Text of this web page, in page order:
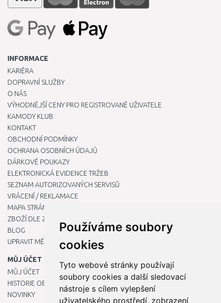
Používáme soubory
cookies
Tyto webové stránky používají
soubory cookies a další sledovací
nástroje s cílem vylepšení
uživatelského prostředí, zobrazení
INFORMACE
KARIÉRA
DOPRAVNÍ SLUŽBY
O NÁS
VÝHODNĚJŠÍ CENY PRO REGISTROVANÉ UŽIVATELE
KAMODY KLUB
KONTAKT
OBCHODNÍ PODMÍNKY
OCHRANA OSOBNÍCH ÚDAJŮ
DÁRKOVÉ POUKAZY
ELEKTRONICKÁ EVIDENCE TRŽEB
SEZNAM AUTORIZOVANÝCH SERVISŮ
VRÁCENÍ / REKLAMACE
MAPA STRÁNKY
ZBOŽÍ DLE ZNAČEK
BLOG
UPRAVIT MÉ PŘEDVOLBY COOKIES
MŮJ ÚČET
MŮJ ÚČET
HISTORIE OBJEDNÁVEK
NOVINKY